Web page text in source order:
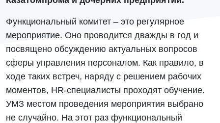
Функциональный комитет – это регулярное
мероприятие. Оно проводится дважды в год и
посвящено обсуждению актуальных вопросов
сферы управления персоналом. Как правило, в
ходе таких встреч, наряду с решением рабочих
моментов, HR-специалисты проходят обучение.
УМЗ местом проведения мероприятия выбрано
не случайно. На этот раз функциональный